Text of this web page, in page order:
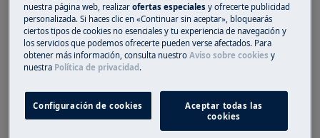
Restablezca el capó quitando el enchufe de
la toma durante unos 2-3 minutos o
apagando la fuente de alimentación.
alimentación, el aparato funcionará
correctamente.
Toque el botón de luz solo una vez. Solo si
nuestra página web, realizarofertas especiales y ofrecerte publicidad
personalizada. Si haces clic en «Continuar sin aceptar», bloquearás
ciertos tipos de cookies no esenciales y tu experiencia de navegación y
los servicios que podemos ofrecerte pueden verse afectados. Para
obtener más información, consulta nuestroAviso sobre cookies y
nuestra Política de privacidad.
Configuración de cookies
Aceptar todas las
cookies